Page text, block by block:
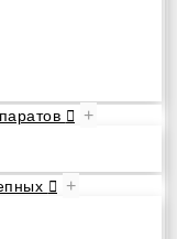
+
+